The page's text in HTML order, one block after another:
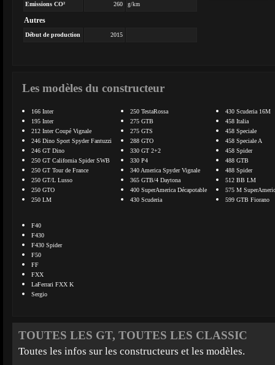
Emissions CO² 260 g/km
Autres
Début de production 2015
Les modèles du constructeur
166 Inter
195 Inter
212 Inter Coupé Vignale
246 Dino Sport Spyder Fantuzzi
246 GT Dino
250 GT California Spider SWB
250 GT Tour de France
250 GT/L Lusso
250 GTO
250 LM
250 TestaRossa
275 GTB
275 GTS
288 GTO
330 GT 2+2
330 P4
340 America Spyder Vignale
365 GTB/4 Daytona
400 SuperAmerica Décapotable
430 Scuderia
430 Scuderia 16M
458 Italia
458 Speciale
458 Speciale A
458 Spider
488 GTB
488 Spider
512 BB LM
575 M
599 GTB Fiorano
F40
F430
F430 Spider
F50
FF
FXX
LaFerrari FXX K
Sergio
TOUTES LES GT, TOUTES LES CLASSIC
Toutes les infos sur les constructeurs et les modèles.